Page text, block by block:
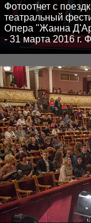
Фотоотчет с
театральный
Опера "Жанна
- 31 марта 2016 г.